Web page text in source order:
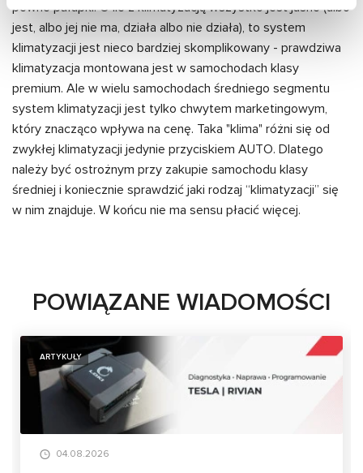
pewne pułapki. O ile z klimatyzacją wszystko jest jasne (albo
jest, albo jej nie ma, działa albo nie działa), to system
klimatyzacji jest nieco bardziej skomplikowany - prawdziwa
klimatyzacja montowana jest w samochodach klasy
premium. Ale w wielu samochodach średniego segmentu
system klimatyzacji jest tylko chwytem marketingowym,
który znacząco wpływa na cenę. Taka "klima" różni się od
zwykłej klimatyzacji jedynie przyciskiem AUTO. Dlatego
należy być ostrożnym przy zakupie samochodu klasy
średniej i koniecznie sprawdzić jaki rodzaj “klimatyzacji” się
w nim znajduje. W końcu nie ma sensu płacić więcej.
POWIĄZANE WIADOMOŚCI
ARTYKUŁY
04.08.2026